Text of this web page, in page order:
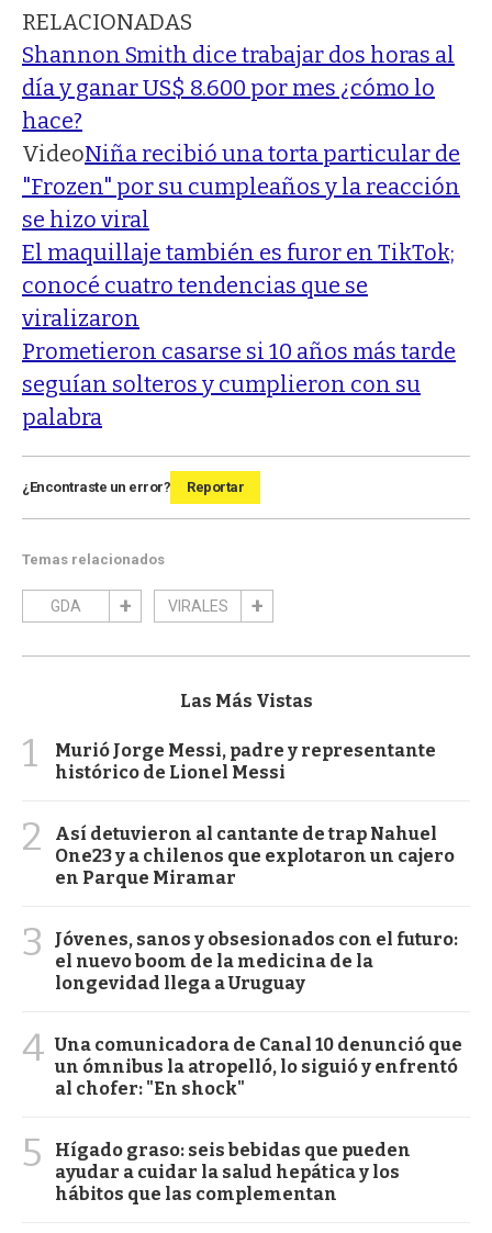
RELACIONADAS
Shannon Smith dice trabajar dos horas al
día y ganar US$ 8.600 por mes ¿cómo lo
hace?
VideoNiña recibió una torta particular de
"Frozen" por su cumpleaños y la reacción
se hizo viral
El maquillaje también es furor en TikTok;
conocé cuatro tendencias que se
viralizaron
Prometieron casarse si 10 años más tarde
seguían solteros y cumplieron con su
palabra
¿Encontraste un error? Reportar
Temas relacionados
GDA VIRALES
Las Más Vistas
1
Murió Jorge Messi, padre y representante
histórico de Lionel Messi
2
Así detuvieron al cantante de trap Nahuel
One23 y a chilenos que explotaron un cajero
en Parque Miramar
3
Jóvenes, sanos y obsesionados con el futuro:
el nuevo boom de la medicina de la
longevidad llega a Uruguay
4 Una comunicadora de Canal 10 denunció que
un ómnibus la atropelló, lo siguió y enfrentó
al chofer: "En shock"
5
Hígado graso: seis bebidas que pueden
ayudar a cuidar la salud hepática y los
hábitos que las complementan